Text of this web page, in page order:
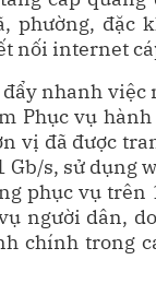
phường, đặc
nối internet
nhanh việc
Phục vụ
vị đã được
Gb/s, sử dụng
phục vụ trên
người dân,
chính trong